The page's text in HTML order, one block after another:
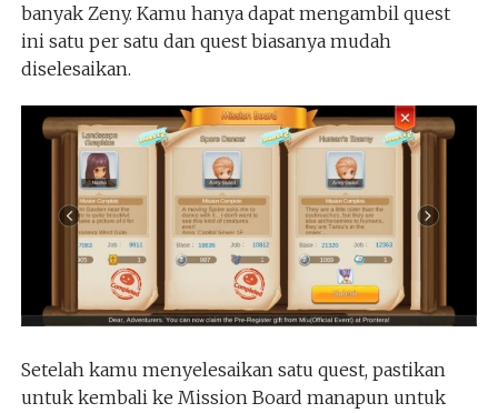
banyak Zeny. Kamu hanya dapat mengambil quest
ini satu per satu dan quest biasanya mudah
diselesaikan.
Setelah kamu menyelesaikan satu quest, pastikan
untuk kembali ke Mission Board manapun untuk